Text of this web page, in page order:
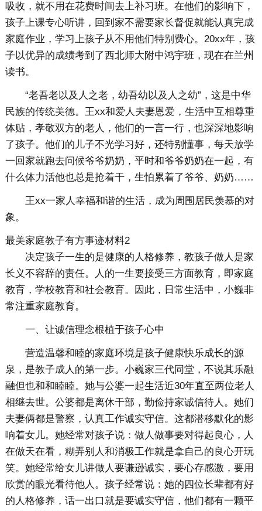
吸收，就不用在花费时间去上补习班。在他们的影响下，
孩子上课专心听讲，回到家不需要家长督促就能认真完成
家庭作业，学习上孩子从不用他们特别费心。20xx年，孩
子以优异的成绩考到了西北师大附中鸿宇班，现在在兰州
读书。
“老吾老以及人之老，幼吾幼以及人之幼”，这是中华
民族的传统美德。王xx和爱人夫妻恩爱，生活中互相尊重
体贴，孝敬双方的老人，他们的一言一行，也深深地影响
了孩子。他们的儿子不光学习好，还特别懂事，每天放学
一回家就跑去问候爷爷奶奶，平时和爷爷奶奶在一起，有
什么体力活他也总是抢着干，生怕累着了爷爷、奶奶……
王xx一家人幸福和谐的生活，成为周围居民羡慕的对
象。
最美家庭教子有方事迹材料2
决定孩子一生的是健康的人格修养，教孩子做人是家
长义不容辞的责任。人的一生要接受三方面教育，即家庭
教育，学校教育和社会教育。因此，日常生活中，小巍非
常注重家庭教育。
一、让诚信理念根植于孩子心中
营造温馨和睦的家庭环境是孩子健康快乐成长的源
泉，是教子成人的第一步。小巍家三代同堂，不说其乐融
融但也和和睦睦。她与公婆一起生活近30年直至两位老人
相继去世。公婆都是离休干部，勤俭持家诚信待人。她们
夫妻俩都是警察，认真工作诚实守信。这都潜移默化的影
响着女儿。她经常对孩子说：做人做事要对得起良心，人
在做天在看，糊弄别人和消极工作就是拿自己的良心开玩
笑。她经常给女儿讲做人要谦逊诚实，要心存感激，要用
欣赏的眼光看待他人。孩子经常说：她的四位长辈都有好
的人格修养，话一出口就是要诚实守信，他们都有一颗平